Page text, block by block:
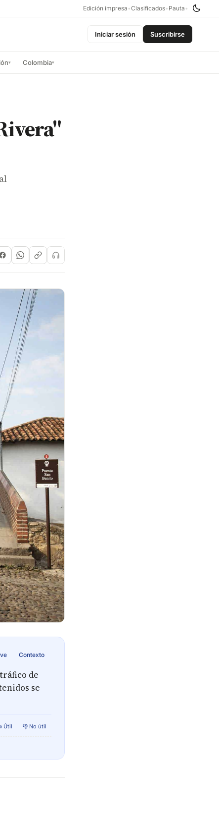
Edición impresa •Clasificados• Pauta •
Iniciar sesión Suscribirse
▾ Colombia▾
Contexto
de
se
Útil 👎 No útil